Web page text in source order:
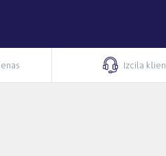
Izcila